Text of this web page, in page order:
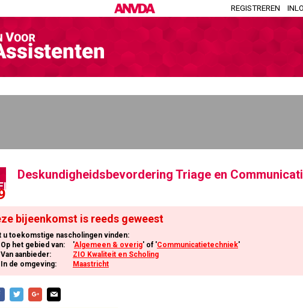
REGISTREREN
Deskundigheidsbevordering Triage en
bijeenkomst is reeds geweest
u toekomstige nascholingen vinden:
Op het gebied van:
'Algemeen & overig' of 'Communicatietechniek'
Van aanbieder:
ZIO Kwaliteit en Scholing
In de omgeving:
Maastricht